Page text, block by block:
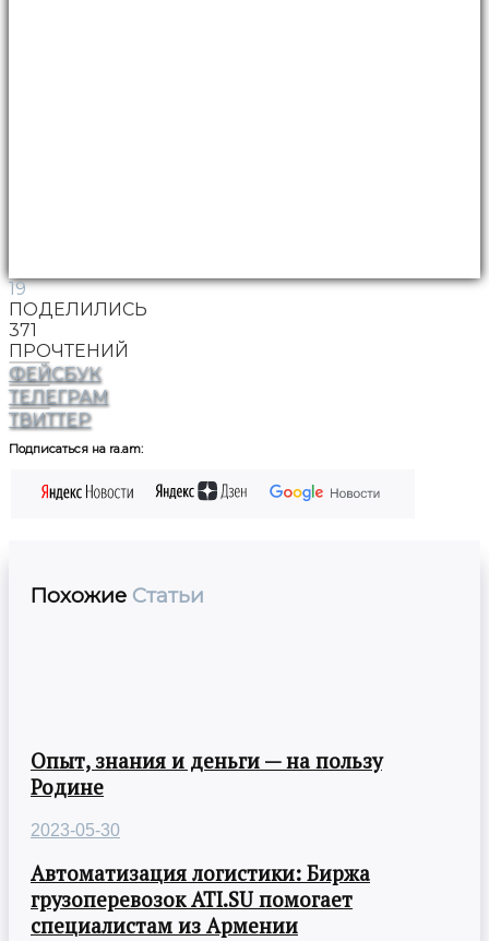
19
ПОДЕЛИЛИСЬ
371
ПРОЧТЕНИЙ
ФЕЙСБУК
ТЕЛЕГРАМ
ТВИТТЕР
Подписаться на ra.am:
Похожие Статьи
Опыт, знания и деньги — на пользу
Родине
2023-05-30
Автоматизация логистики: Биржа
грузоперевозок ATI.SU помогает
специалистам из Армении